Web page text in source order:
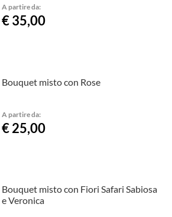
A partire da:
€ 35,00
Bouquet misto con Rose
A partire da:
€ 25,00
Bouquet misto con Fiori Safari Sabiosa
e Veronica